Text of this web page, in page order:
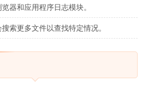
器和应用程序日志模块。
索更多文件以查找特定情况。